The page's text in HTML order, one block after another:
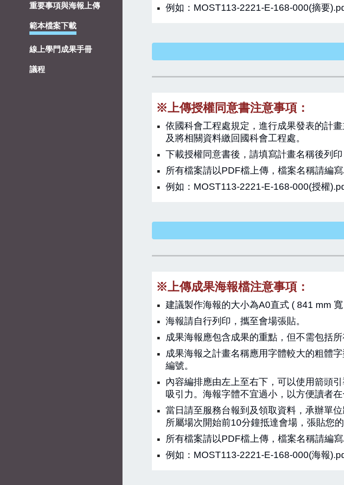
重要事項與海報上傳
範本檔案下載
線上學門成果手冊
議程
例如：MOST113-2221-E-168-000(摘要
※上傳授權同意書注意事項：
依國科會工程處規定，進行成果發表的計
及將相關資料繳回國科會工程處。
下載授權同意書後，請填寫計畫名稱後列
所有檔案請以PDF檔上傳，檔案名稱請編
例如： MOST113-2221-E-168-000(授權
※上傳成果海報檔注意事項：
建議製作海報的大小為A0直式 ( 841 mm 寬
海報請自行列印，攜至會場張貼。
成果海報應包含成果的重點，但不需包括
成果海報之計畫名稱應用字體較大的粗體
編號。
內容編排應由左上至右下，可以使用箭頭
吸引力。海報字體不宜過小，以方便讀者
當日請至服務台報到及領取資料，承辦單
所屬場次開始前10分鐘抵達會場，張貼您的
所有檔案請以PDF檔上傳，檔案名稱請編
例如： MOST113-2221-E-168-000(海報